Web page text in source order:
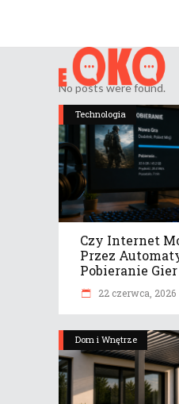
No posts were found.
Technologia
Czy Internet
Przez
Pobieranie
22 czerwca, 2026
Dom i Wnętrze